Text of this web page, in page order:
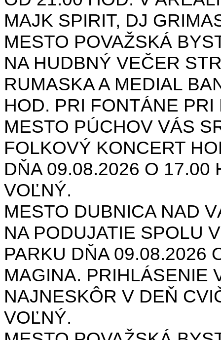
MAJK SPIRIT, DJ
MESTO POVAŽSKÁ
NA HUDBNÝ VEČER
RUMASKA A MEDIAL
HOD. PRI FONTÁNE PRI
MESTO PÚCHOV VÁS
FOLKOVÝ KONCERT
DŇA 09.08.2026 O 17.00
VOĽNÝ.
MESTO DUBNICA NAD
NA PODUJATIE SPOLU
PARKU DŇA 09.08.2026
MAGINA. PRIHLÁSENIE
NAJNESKÔR V DEŇ
VOĽNÝ.